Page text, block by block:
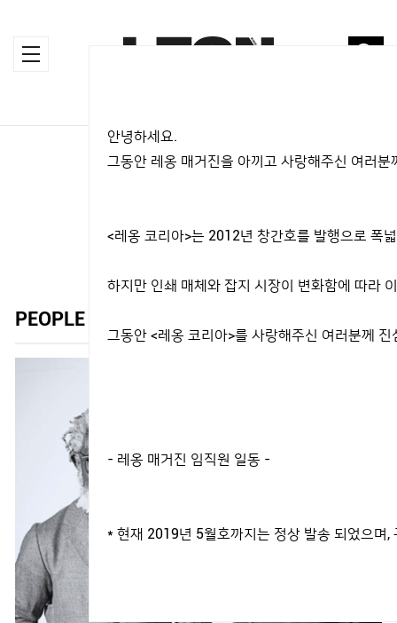
안녕하세요.
그동안 레옹 매거진을 아끼고 사랑해주신 여러분
<레옹 코리아>는 2012년 창간호를 발행으로 폭
하지만 인쇄 매체와 잡지 시장이 변화함에 따라
그동안 <레옹 코리아>를 사랑해주신 여러분께
- 레옹 매거진 임직원 일동 -
* 현재 2019년 5월호까지는 정상 발송 되었으며
HOME > MAGAZINE > PEOPLE
MAGAZINE
PEOPLE